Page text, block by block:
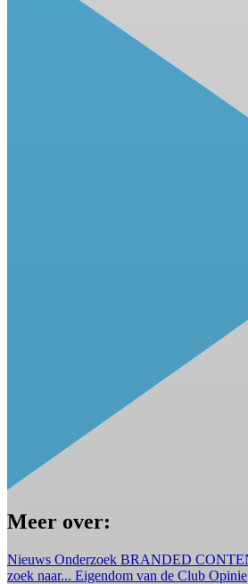
Meer over:
Nieuws Onderzoek BRANDED
zoek naar... Eigendom van de Club Opinie